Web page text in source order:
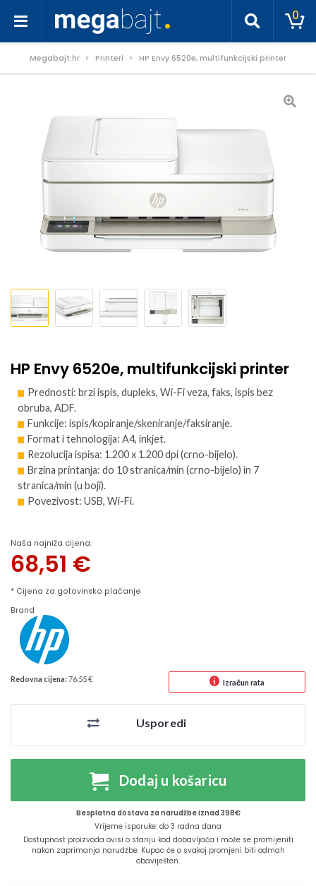
0
Megabajt.hr Printeri HP Envy 6520e, multifunkcijski printer
HP Envy 6520e, multifunkcijski printer
Prednosti: brzi ispis, dupleks, Wi-Fi veza, faks, ispis bez
obruba, ADF.
Funkcije: ispis/kopiranje/skeniranje/faksiranje.
Format i tehnologija: A4, inkjet.
Rezolucija ispisa: 1.200 x 1.200 dpi (crno-bijelo).
Brzina printanja: do 10 stranica/min (crno-bijelo) in 7
stranica/min (u boji).
Povezivost: USB, Wi-Fi.
Naša najniža cijena:
68,51 €
* Cijena za gotovinsko plaćanje
Brand
Redovna cijena: 76.55 € Izračun rata
Usporedi
Dodaj u košaricu
Besplatna dostava za narudžbe iznad 398€
Vrijeme isporuke: do 3 radna dana
Dostupnost proizvoda ovisi o stanju kod dobavljača i može se promijeniti
nakon zaprimanja narudžbe. Kupac će o svakoj promjeni biti odmah
obaviješten.